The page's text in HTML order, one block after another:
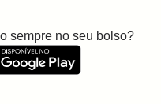
sempre no seu bolso?